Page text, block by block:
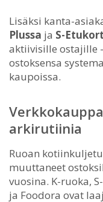
Lisäksi kanta-
Plussa ja S-
aktiivisille ostajille
ostoksensa
kaupoissa.
arkirutiinia
Ruoan
muuttaneet
vuosina. K-ruoka,
ja Foodora ovat